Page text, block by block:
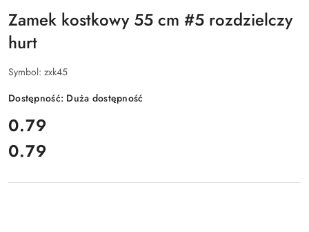
Zamek kostkowy 55 cm #5 rozdzielczy
hurt
Symbol: zxk45
Dostępność: Duża dostępność
cena:
0.79
Cena:
0.79